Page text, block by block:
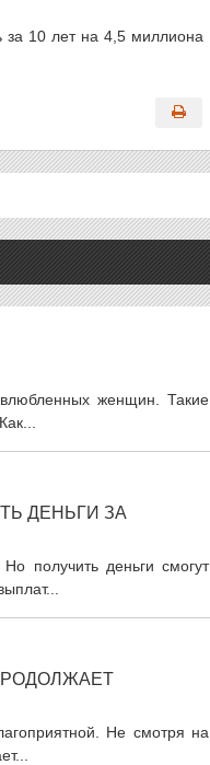
за 10 лет на 4,5 миллиона
женщин. Такие
ДЕНЬГИ ЗА
получить деньги смогут
Не смотря на